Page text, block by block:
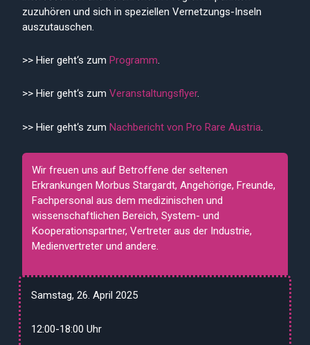
zuzuhören und sich in speziellen Vernetzungs-Inseln
auszutauschen.
>> Hier geht‘s zum Programm.
>> Hier geht‘s zumVeranstaltungsflyer.
>> Hier geht‘s zumNachbericht von Pro Rare Austria
Triff auch Vertreter von FOKUS Stargardt!
Wir freuen uns aufBetroffene der seltenen
Erkrankungen Morbus Stargardt, Angehörige, Freunde,
Fachpersonal aus dem medizinischen und
wissenschaftlichen Bereich, System- und
Kooperationspartner, Vertreter aus der Industrie,
Medienvertreter und andere.
Samstag, 26. April 2025
12:00-18:00 Uhr